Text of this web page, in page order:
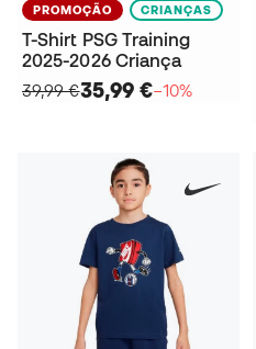
PROMOÇÃO CRIANÇAS
T-Shirt PSG Training
2025-2026 Criança
39,99 €35,99 €−10%